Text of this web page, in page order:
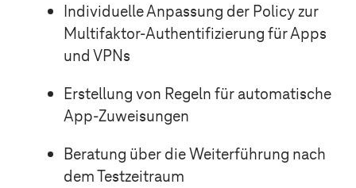
Individuelle Anpassung der Policy zur
Multifaktor-Authentifizierung für Apps
und VPNs
Erstellung von Regeln für automatische
App-Zuweisungen
Beratung über die Weiterführung nach
dem Testzeitraum